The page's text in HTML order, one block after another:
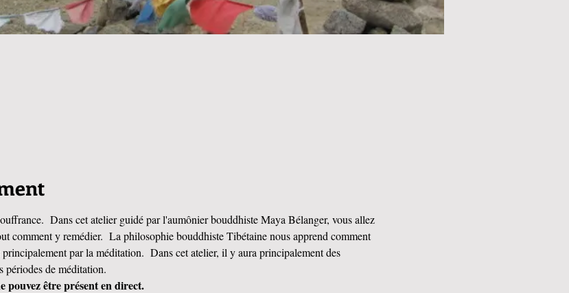
Dans cet atelier guidé par l'aumônier bouddhiste Maya Bélanger, vous allez
comment y remédier.  La philosophie bouddhiste Tibétaine nous apprend comment
par la méditation.  Dans cet atelier, il y aura principalement des
périodes de méditation.
pouvez être présent en direct.